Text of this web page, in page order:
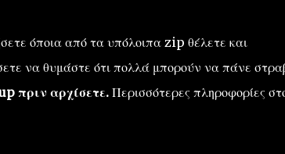
όποια από τα υπόλοιπα zip θέλετε και
να θυμάστε ότι πολλά μπορούν να πάνε
πριν αρχίσετε.Περισσότερες πληροφορίες